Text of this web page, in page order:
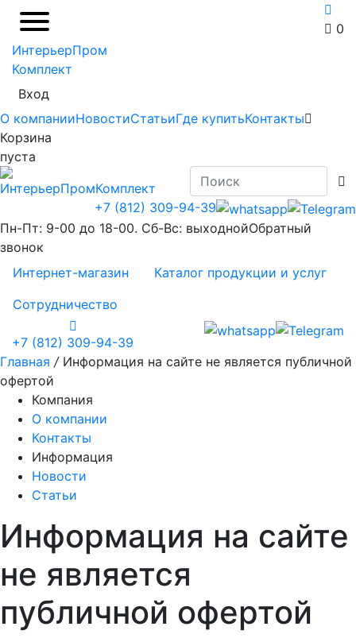
ИнтерьерПром
Комплект
0
Вход
О компанииНовостиСтатьиГде купитьКонтакты
Корзина
пуста
+7 (812) 309-94-39
Пн-Пт: 9-00 до 18-00. Сб-Вс: выходнойОбратный
звонок
Интернет-магазин
Каталог продукции и услуг
Сотрудничество
+7 (812) 309-94-39
Главная /Информация на сайте не является публичной
офертой
Компания
О компании
Контакты
Информация
Новости
Статьи
Информация на сайте
не является
публичной офертой